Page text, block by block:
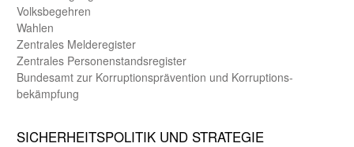
Volks­begehren
Wahlen
Zentrales Melde­register
Zentrales Personen­stands­register
Bundes­amt zur Korrup­tions­prävention und Korrup­tions­
bekämpfung
SICHER­HEITS­POLITIK UND STRATEGIE